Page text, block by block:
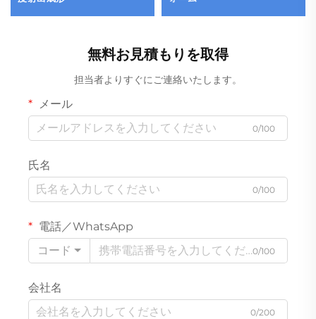
無料お見積もりを取得
担当者よりすぐにご連絡いたします。
メール
0/100
氏名
0/100
電話／WhatsApp
コード
0/100
会社名
0/200